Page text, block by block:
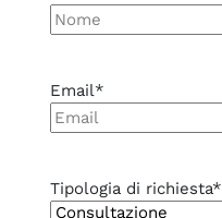
Email*
Tipologia di richiesta*